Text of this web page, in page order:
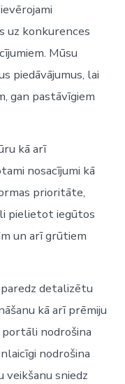
uz konkurences
Mūsu
piedāvājumus, lai
gan pastāvīgiem
kā arī
nosacījumi kā
prioritāte,
pielietot iegūtos
un arī grūtiem
detalizētu
kā arī prēmiju
nodrošina
nodrošina
sniedz